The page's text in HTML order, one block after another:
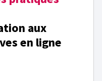
aux
en ligne